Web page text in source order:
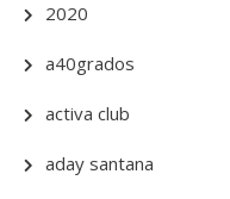
2020
a40grados
activa club
aday santana